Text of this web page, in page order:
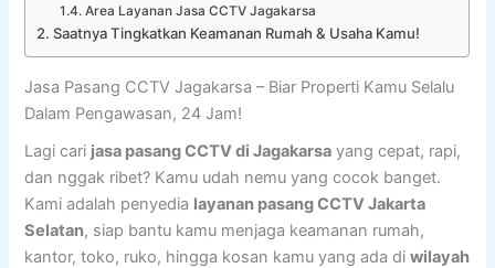
Area Layanan Jasa CCTV Jagakarsa
Saatnya Tingkatkan Keamanan Rumah & Usaha Kamu!
Jasa Pasang CCTV Jagakarsa – Biar Properti Kamu Selalu
Dalam Pengawasan, 24 Jam!
Lagi cari jasa pasang CCTV di Jagakarsa yang cepat, rapi,
dan nggak ribet? Kamu udah nemu yang cocok banget.
Kami adalah penyedia layanan pasang CCTV Jakarta
Selatan, siap bantu kamu menjaga keamanan rumah,
kantor, toko, ruko, hingga kosan kamu yang ada diwilayah